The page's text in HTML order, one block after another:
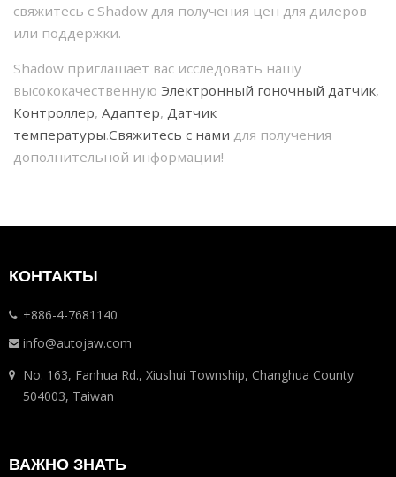
свяжитесь с Shadow для получения цен для дилеров
или поддержки.
Shadow приглашает вас исследовать нашу
высококачественную Электронный гоночный датчик,
Контроллер, Адаптер, Датчик
температуры.Свяжитесь с нами для получения
дополнительной информации!
КОНТАКТЫ
+886-4-7681140
info@autojaw.com
No. 163, Fanhua Rd., Xiushui Township, Changhua County
504003, Taiwan
ВАЖНО ЗНАТЬ